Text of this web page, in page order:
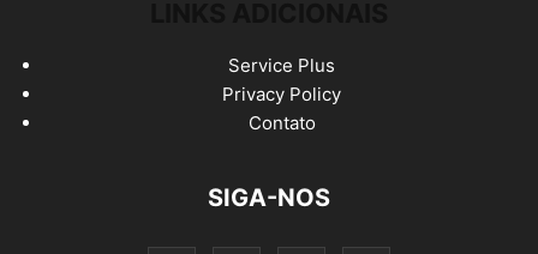
Service Plus
Privacy Policy
Contato
SIGA-NOS